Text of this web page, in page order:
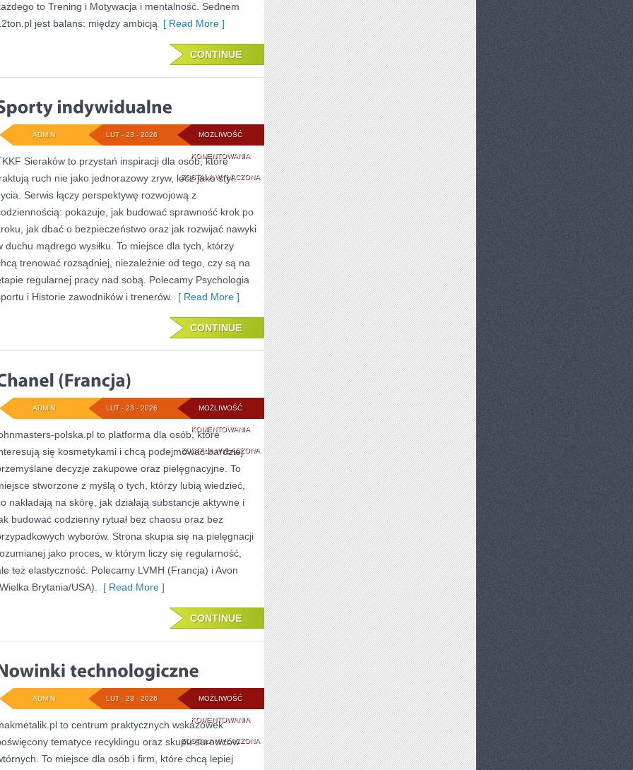
to Trening i Motywacja i mentalność. Sednem
jest balans: między ambicją [ Read More ]
CONTINUE
MOŻLIWOŚĆ
KOMENTOWANIASPORTY
INDYWIDUALNE
ZOSTAŁA WYŁĄCZONA
LUT - 23 - 2026
ADMIN
Sieraków to przystań inspiracji dla osób, które
ruch nie jako jednorazowy zryw, lecz jako styl
Serwis łączy perspektywę rozwojową z
pokazuje, jak budować sprawność krok po
jak dbać o bezpieczeństwo oraz jak rozwijać nawyki
duchu mądrego wysiłku. To miejsce dla tych, którzy
trenować rozsądniej, niezależnie od tego, czy są na
regularnej pracy nad sobą. Polecamy Psychologia
i Historie zawodników i trenerów.
[ Read More ]
CONTINUE
MOŻLIWOŚĆ
KOMENTOWANIACHANEL
(FRANCJA)
ZOSTAŁA WYŁĄCZONA
LUT - 23 - 2026
ADMIN
polska.pl to platforma dla osób, które
się kosmetykami i chcą podejmować bardziej
decyzje zakupowe oraz pielęgnacyjne. To
stworzone z myślą o tych, którzy lubią wiedzieć,
nakładają na skórę, jak działają substancje aktywne i
budować codzienny rytuał bez chaosu oraz bez
wyborów. Strona skupia się na pielęgnacji
jako proces, w którym liczy się regularność,
też elastyczność. Polecamy LVMH (Francja) i Avon
Brytania/USA).
[ Read More ]
CONTINUE
MOŻLIWOŚĆ
KOMENTOWANIANOWINKI
TECHNOLOGICZNE
ZOSTAŁA WYŁĄCZONA
LUT - 23 - 2026
ADMIN
to centrum praktycznych wskazówek
tematyce recyklingu oraz skupu surowców
To miejsce dla osób i firm, które chcą lepiej